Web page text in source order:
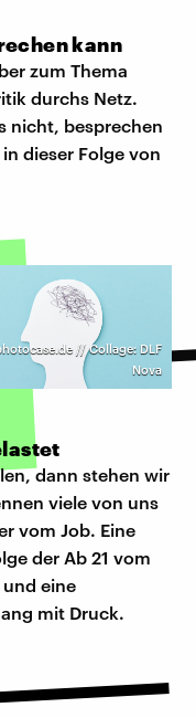
kann
zum Thema
durchs Netz.
nicht, besprechen
dieser Folge von
// Collage: DLF
Nova
dann stehen wir
viele von uns
vom Job. Eine
der Ab 21 vom
eine
mit Druck.